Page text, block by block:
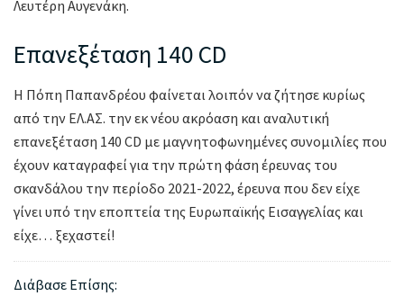
Λευτέρη Αυγενάκη.
Επανεξέταση 140 CD
Η Πόπη Παπανδρέου φαίνεται λοιπόν να ζήτησε κυρίως
από την ΕΛ.ΑΣ. την εκ νέου ακρόαση και αναλυτική
επανεξέταση 140 CD με μαγνητοφωνημένες συνομιλίες που
έχουν καταγραφεί για την πρώτη φάση έρευνας του
σκανδάλου την περίοδο 2021-2022, έρευνα που δεν είχε
γίνει υπό την εποπτεία της Ευρωπαϊκής Εισαγγελίας και
είχε… ξεχαστεί!
Διάβασε Επίσης: